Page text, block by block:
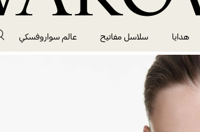
هدايا سلاسل مفاتيح عالم سواروفسكي